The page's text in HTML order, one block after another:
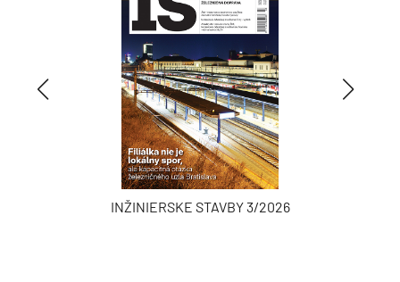
INŽINIERSKE STAVBY 3/2026